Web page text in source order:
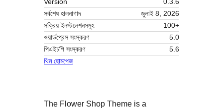
Version
0.3.6
সর্বশেষ হালনাগাদ
জুলাই 8, 2026
সক্রিয় ইনস্টলেশনসমূহ
100+
ওয়ার্ডপ্রেস সংস্করণ
5.0
পিএইচপি সংস্করণ
5.6
থিম হোমপেজ
The Flower Shop Theme is a